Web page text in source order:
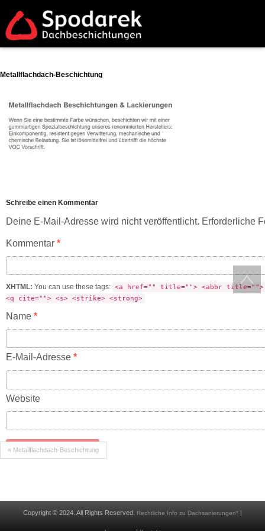
Metallflachdach-Beschichtung
Schreibe einen Kommentar
Deine E-Mail-Adresse wird nicht veröffentlicht. Erforderliche
Kommentar *
XHTML: You can use these tags: <a href="" title=""> <abbr title="">
<q cite=""> <s> <strike> <strong>
Name *
E-Mail-Adresse *
Website
« Metallflachdach-Beschichtung
Copyright © 2024. All Rights Reserved. Rechtliche Info zu Dachsanierungen* |